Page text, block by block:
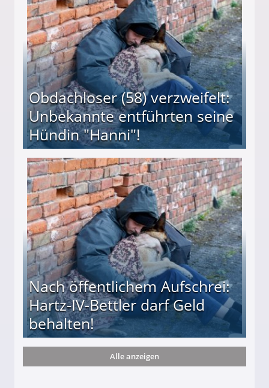
Obdachloser (58) verzweifelt:
Unbekannte entführten seine
Hündin "Hanni"!
entführten seine Hündin "Hanni"!
Nach öffentlichem Aufschrei:
Hartz-IV-Bettler darf Geld
behalten!
darf Geld behalten!
Alle anzeigen